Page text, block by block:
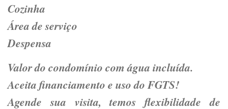
Cozinha
Área de serviço
Despensa
Valor do condomínio com água incluída.
Aceita financiamento e uso do FGTS!
Agende sua visita, temos flexibilidade de